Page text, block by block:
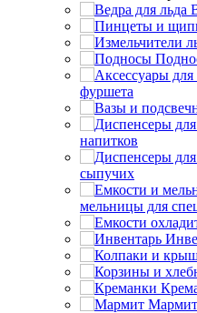
фуршета
напитков
сыпучих
мельницы для
Мармит